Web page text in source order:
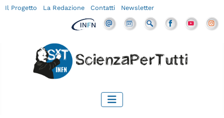
Il Progetto La Redazione Contatti Newsletter